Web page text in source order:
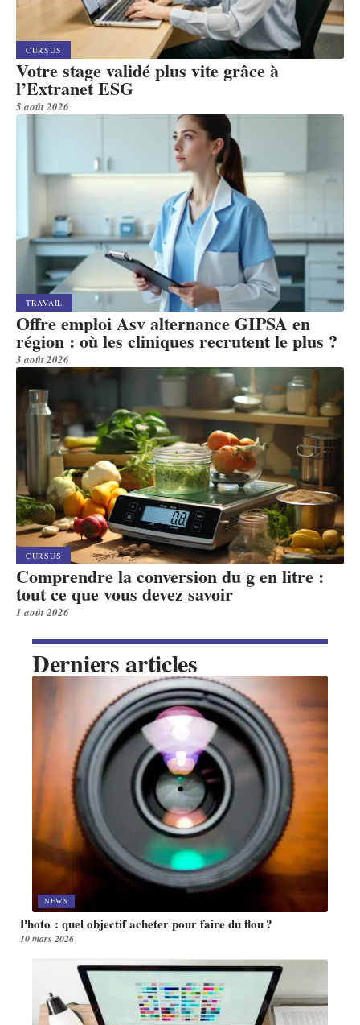
CURSUS
Votre stage validé plus vite grâce à
l’Extranet ESG
5 août 2026
TRAVAIL
Offre emploi Asv alternance GIPSA en
région : où les cliniques recrutent le plus ?
3 août 2026
CURSUS
Comprendre la conversion du g en litre :
tout ce que vous devez savoir
1 août 2026
Derniers articles
NEWS
Photo : quel objectif acheter pour faire du flou ?
10 mars 2026